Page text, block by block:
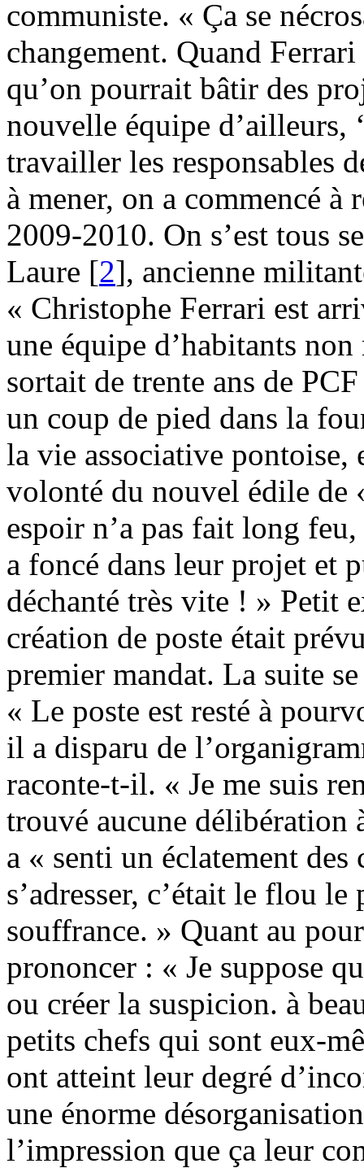
communiste. « Ça se
changement. Quand
qu’on pourrait bâtir des
nouvelle équipe d’ailleurs,
travailler les responsables
à mener, on a commencé
2009-2010. On s’est tous
Laure [2], ancienne
« Christophe Ferrari est
une équipe d’habitants
sortait de trente ans de
un coup de pied dans la
la vie associative pontoise,
volonté du nouvel édile de
espoir n’a pas fait long
a foncé dans leur projet et
déchanté très vite ! » Petit
création de poste était
premier mandat. La suite
« Le poste est resté à
il a disparu de
raconte-t-il. « Je me suis
trouvé aucune délibération
a « senti un éclatement
s’adresser, c’était le flou
souffrance. » Quant au
prononcer : « Je suppose
ou créer la suspicion. à
petits chefs qui sont eux-
ont atteint leur degré
une énorme
l’impression que ça leur